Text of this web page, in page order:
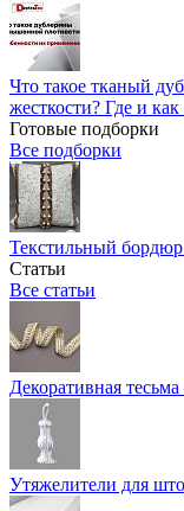
Что такое тканый
жесткости? Где и
Готовые подборки
Все подборки
Текстильный
Статьи
Все статьи
Декоративная
Утяжелители для